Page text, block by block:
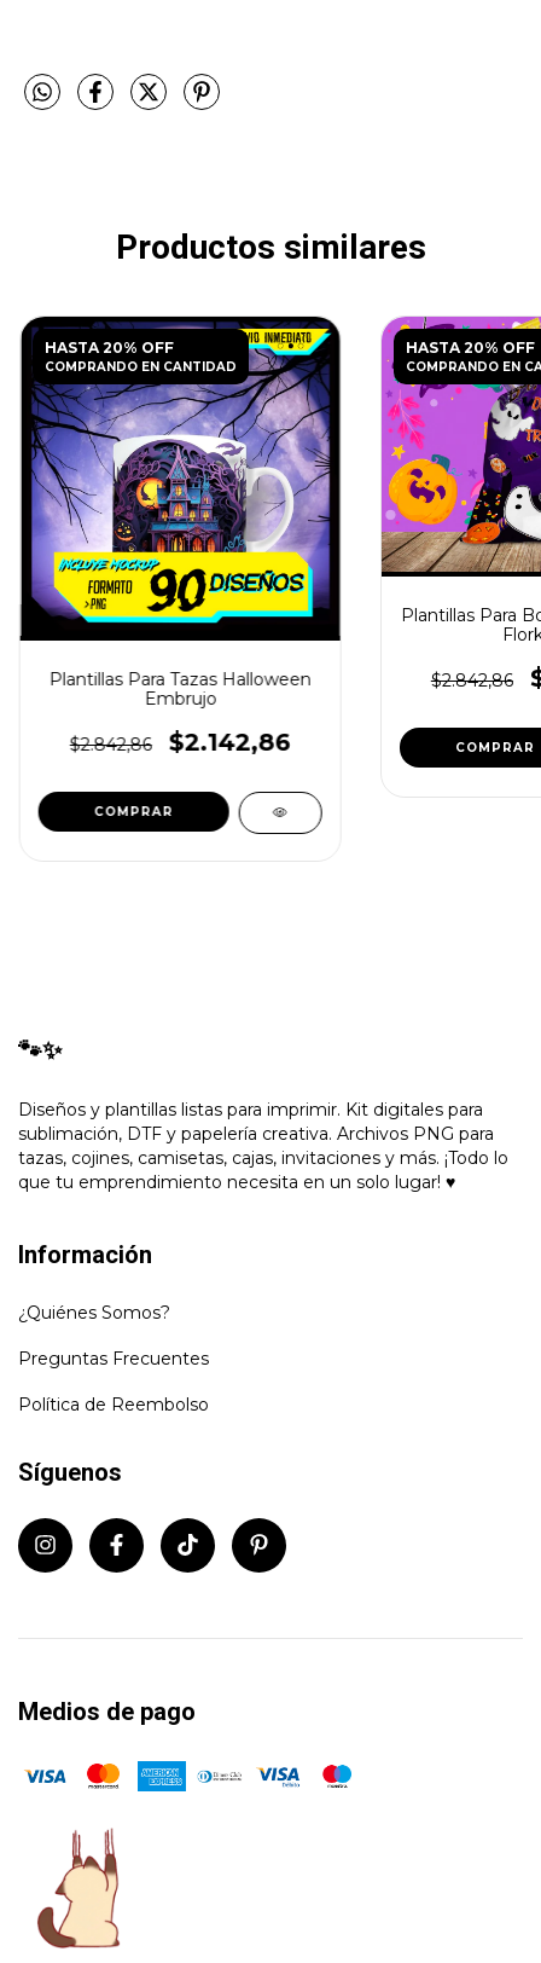
Productos similares
HASTA 20% OFF
COMPRANDO EN CANTIDAD
Plantillas Para Tazas Halloween
Embrujo
$2.842,86 $2.142,86
HASTA 20% OFF
COMPRANDO EN
Plantillas Para
$2.842,86
🐾✨
Diseños y plantillas listas para imprimir. Kit digitales para
sublimación, DTF y papelería creativa. Archivos PNG para
tazas, cojines, camisetas, cajas, invitaciones y más. ¡Todo lo
que tu emprendimiento necesita en un solo lugar! ♥
Información
¿Quiénes Somos?
Preguntas Frecuentes
Política de Reembolso
Síguenos
Medios de pago